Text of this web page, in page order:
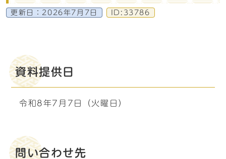
更新日： 2026年7月7日 ID:33786
資料提供日
令和8年7月7日（火曜日）
問い合わせ先